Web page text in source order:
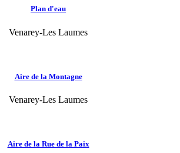
Plan d'eau
Venarey-Les Laumes
Aire de la Montagne
Venarey-Les Laumes
Aire de la Rue de la Paix